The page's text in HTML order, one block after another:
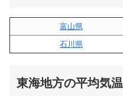
富山県
石川県
東海地方の平均気温